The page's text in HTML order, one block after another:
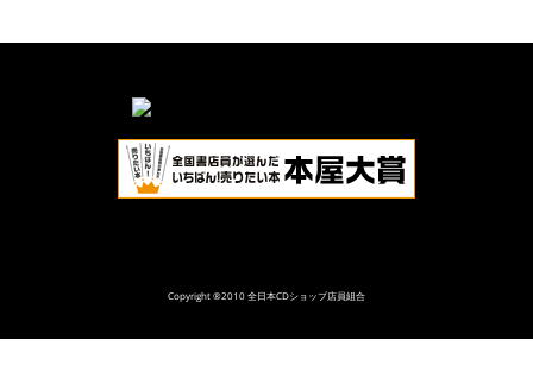
Copyright ®2010 全日本CDショップ店員組合